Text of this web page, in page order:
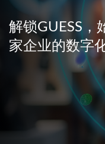
解锁GUESS，
家企业的数字